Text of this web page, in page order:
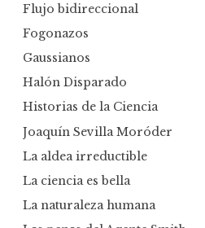
Flujo bidireccional
Fogonazos
Gaussianos
Halón Disparado
Historias de la Ciencia
Joaquín Sevilla Moróder
La aldea irreductible
La ciencia es bella
La naturaleza humana